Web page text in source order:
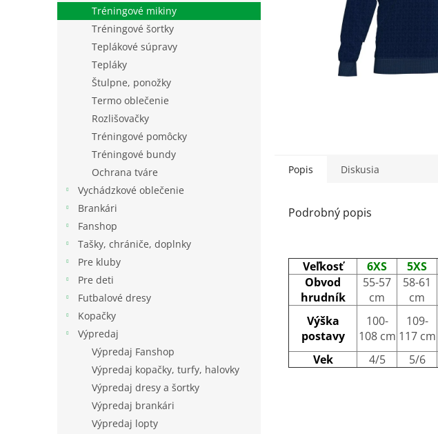
Tréningové mikiny
Tréningové šortky
Teplákové súpravy
Tepláky
Štulpne, ponožky
Termo oblečenie
Rozlišovačky
Tréningové pomôcky
Tréningové bundy
Ochrana tváre
Vychádzkové oblečenie
Brankári
Fanshop
Tašky, chrániče, doplnky
Pre kluby
Pre deti
Futbalové dresy
Kopačky
Výpredaj
Výpredaj Fanshop
Výpredaj kopačky, turfy, halovky
Výpredaj dresy a šortky
Výpredaj brankári
Výpredaj lopty
Popis Diskusia
Podrobný popis
Veľkosť
6XS 5XS
Obvod
hrudník
55-57
cm
58-61
cm
Výška
postavy
100-
108 cm
109-
117 cm
Vek 4/5 5/6